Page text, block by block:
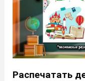
Распечатать